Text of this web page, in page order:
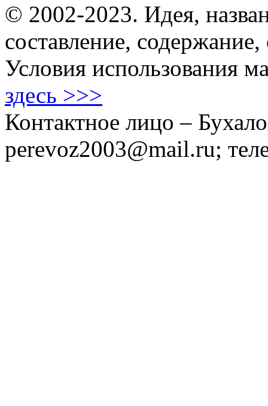
© 2002-2023. Идея,
составление,
Условия использования
здесь >>>
Контактное лицо –
perevoz2003@mail.ru;